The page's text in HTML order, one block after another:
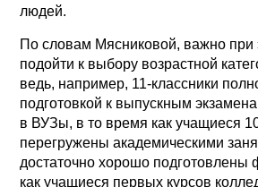
людей.
По словам Мясниковой, важно при
подойти к выбору возрастной
ведь, например, 11-классники
подготовкой к выпускным
в ВУЗы, в то время как учащиеся
перегружены академическими
достаточно хорошо подготовлены
как учащиеся первых курсов